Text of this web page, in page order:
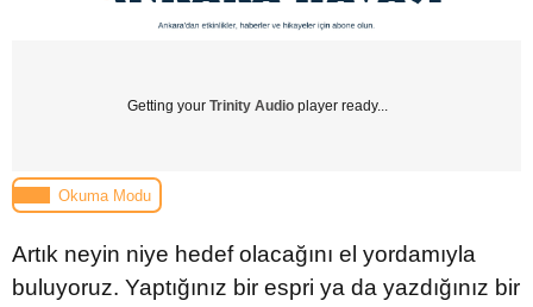
Getting your Trinity Audio player ready...
Okuma Modu
Artık neyin niye hedef olacağını el yordamıyla
buluyoruz. Yaptığınız bir espri ya da yazdığınız bir